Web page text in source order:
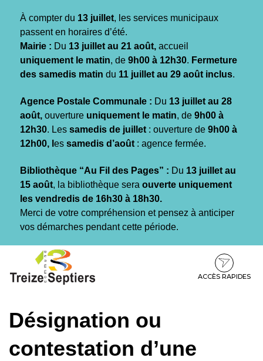
À compter du 13 juillet, les services municipaux
passent en horaires d’été.
Mairie : Du 13 juillet au 21 août, accueil
uniquement le matin, de 9h00 à 12h30. Fermeture
des samedis matin du 11 juillet au 29 août inclus.
Agence Postale Communale : Du 13 juillet au 28
août, ouverture uniquement le matin, de 9h00 à
12h30. Les samedis de juillet : ouverture de 9h00 à
12h00, l es samedis d’août : agence fermée.
Bibliothèque “Au Fil des Pages” : Du 13 juillet au
15 août, la bibliothèque sera ouverte uniquement
les vendredis de 16h30 à 18h30.
Merci de votre compréhension et pensez à anticiper
vos démarches pendant cette période.
contenu
pied
ACCÈS RAPIDES
Désignation ou
contestation d’une